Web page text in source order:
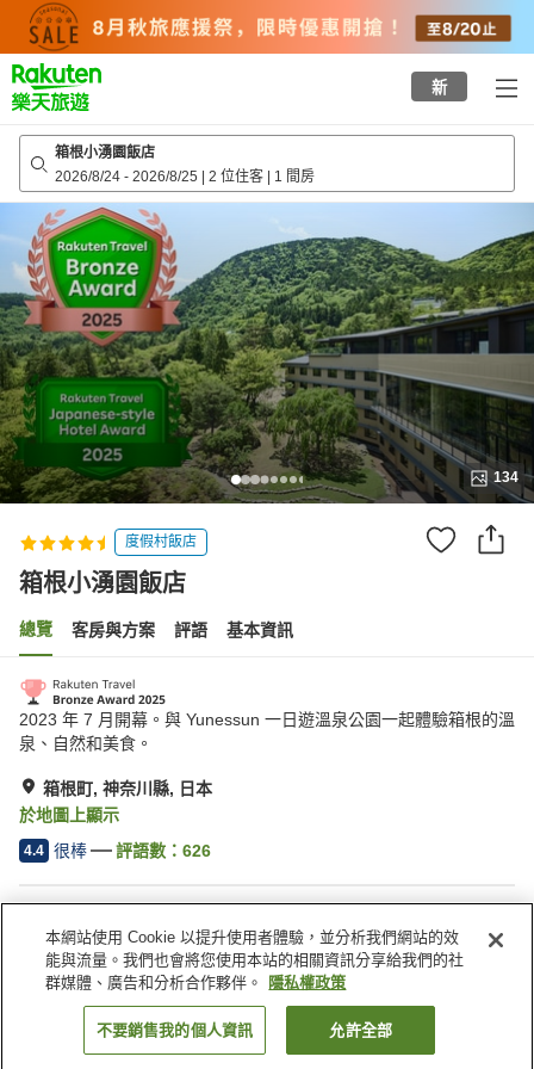
top
page
新
箱根小湧園飯店
2026/8/24 - 2026/8/25 | 2 位住客 | 1 間房
134
度假村飯店
箱根小湧園飯店
總覽 客房與方案 評語 基本資訊
2023 年 7 月開幕。與 Yunessun 一日遊溫泉公園一起體驗箱根的溫
泉、自然和美食。
箱根町, 神奈川縣, 日本
於地圖上顯示
4.4 很棒 評語數： 626
停車場
三溫暖
Spa／美容沙龍
餐廳
日本 神奈川縣 箱根町 箱根小湧園飯店
找客房
本網站使用 Cookie 以提升使用者體驗，並分析我們網站的效
能與流量。我們也會將您使用本站的相關資訊分享給我們的社
群媒體、廣告和分析合作夥伴。
隱私權政策
不要銷售我的個人資訊 允許全部